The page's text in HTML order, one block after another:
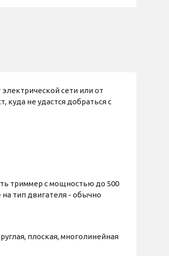
сети или от
куда не удастся добраться с
триммер с мощностью до 500
тип двигателя - обычно
плоская, многолинейная